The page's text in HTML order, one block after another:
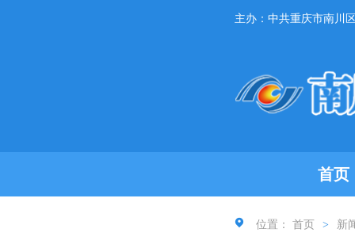
主办：中共重庆市南川
首页
位置： 首页 > 新